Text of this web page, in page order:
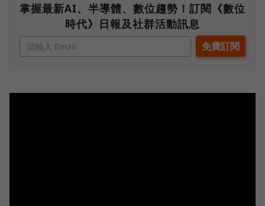
掌握最新AI、半導體、數位趨勢！訂閱《數位
時代》日報及社群活動訊息